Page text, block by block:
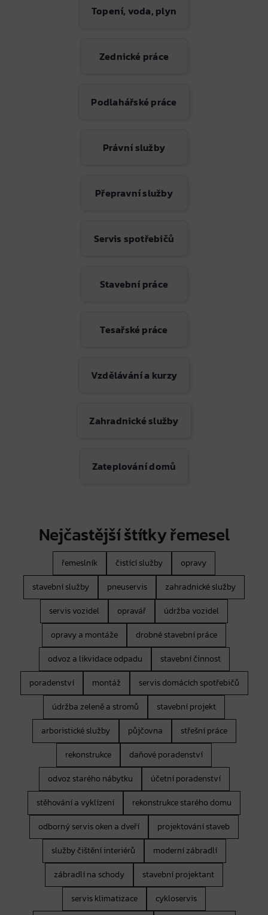
Topení, voda, plyn
Zednické práce
Podlahářské práce
Právní služby
Přepravní služby
Servis spotřebičů
Stavební práce
Tesařské práce
Vzdělávání a kurzy
Zahradnické služby
Zateplování domů
Nejčastější štítky řemesel
řemeslník čistící služby
opravy
stavební služby
pneuservis
zahradnické služby
servis vozidel
opravář
údržba vozidel
opravy a montáže
drobné stavební práce
odvoz a likvidace odpadu
stavební činnost
poradenství
montáž
servis domácích spotřebičů
údržba zeleně a stromů
stavební projekt
arboristické služby
půjčovna
střešní práce
rekonstrukce
daňové poradenství
odvoz starého nábytku
účetní poradenství
stěhování a vyklízení
rekonstrukce starého domu
odborný servis oken a dveří
projektování staveb
služby čištění interiérů
moderní zábradlí
zábradlí na schody
stavební projektant
servis klimatizace
cykloservis